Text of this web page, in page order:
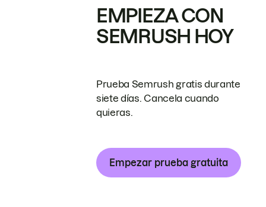
EMPIEZA CON
SEMRUSH HOY
Prueba Semrush gratis durante
siete días. Cancela cuando
quieras.
Empezar prueba gratuita